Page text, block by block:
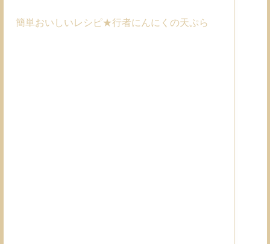
簡単おいしいレシピ★行者にんにくの天ぷら